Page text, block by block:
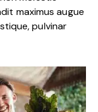
maximus augue
pulvinar